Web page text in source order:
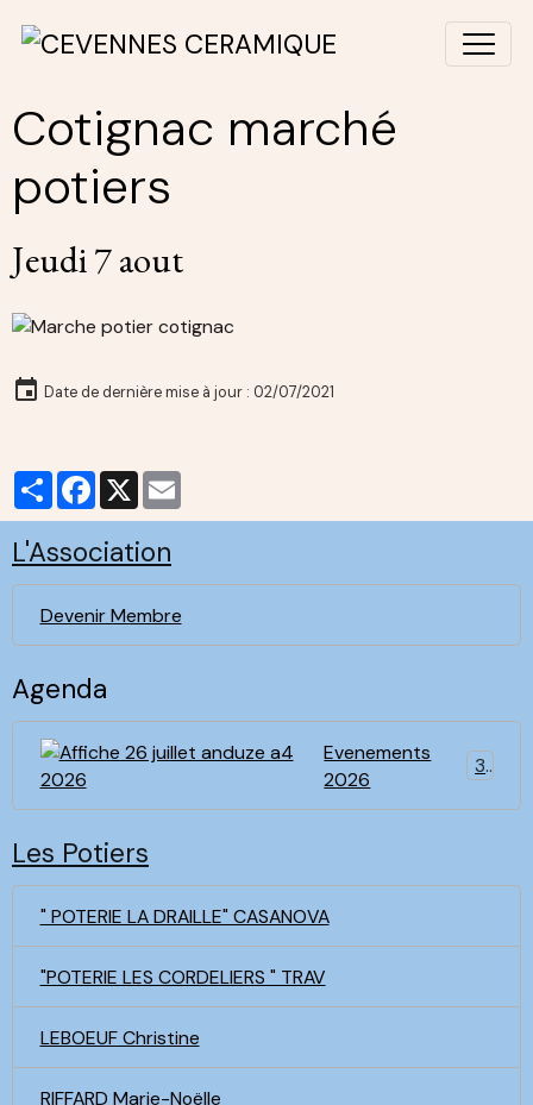
Cotignac marché
potiers
Jeudi 7 aout
Date de dernière mise à jour : 02/07/2021
PartagerFacebook
X
L'Association
Devenir Membre
Agenda
Evenements
2026
3
Les Potiers
" POTERIE LA DRAILLE" CASANOVA
"POTERIE LES CORDELIERS " TRAV
LEBOEUF Christine
RIFFARD Marie-Noëlle